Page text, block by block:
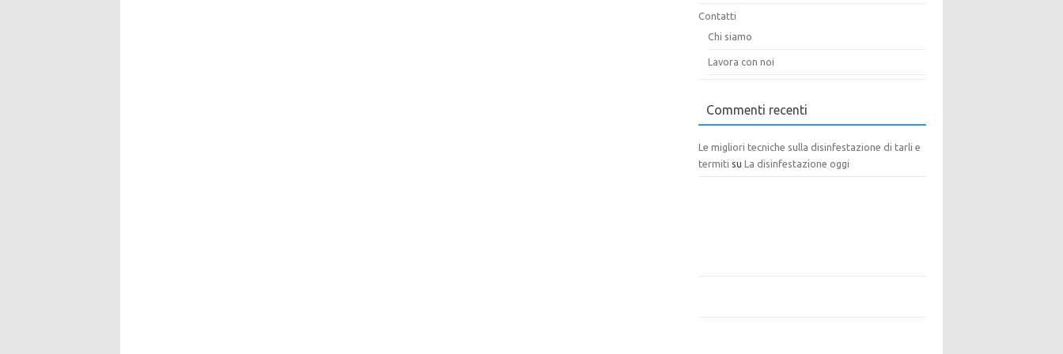
Contatti
Chi siamo
Lavora con noi
Commenti recenti
Le migliori tecniche sulla disinfestazione di tarli e
termiti su La disinfestazione oggi